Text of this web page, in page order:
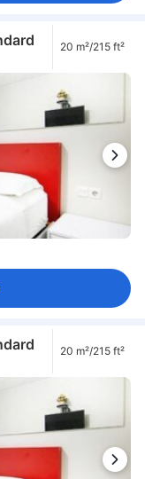
20 m²/215 ft²
20 m²/215 ft²